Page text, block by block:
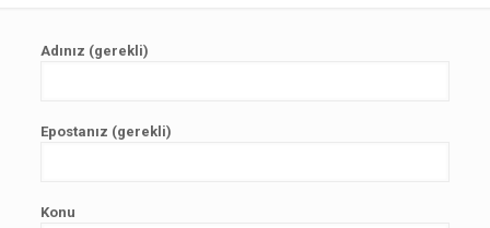
Adınız (gerekli)
Epostanız (gerekli)
Konu